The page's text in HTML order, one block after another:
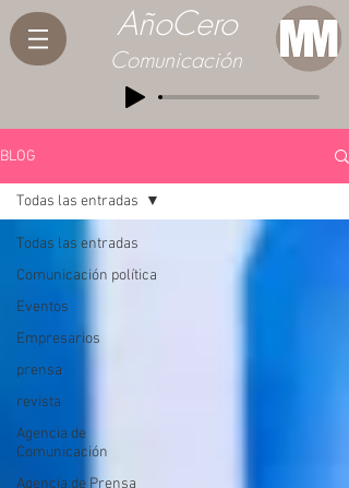
AñoCero
Comunicación
BLOG
Todas las entradas
Comunicación política
Eventos
Empresarios
prensa
revista
Agencia de
Comunicación
Agencia de Prensa
Todas las entradas